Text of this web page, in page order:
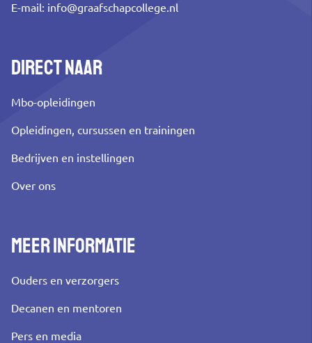
E-mail: info@graafschapcollege.nl
Direct naar
Mbo-opleidingen
Opleidingen, cursussen en trainingen
Bedrijven en instellingen
Over ons
Meer informatie
Ouders en verzorgers
Decanen en mentoren
Pers en media